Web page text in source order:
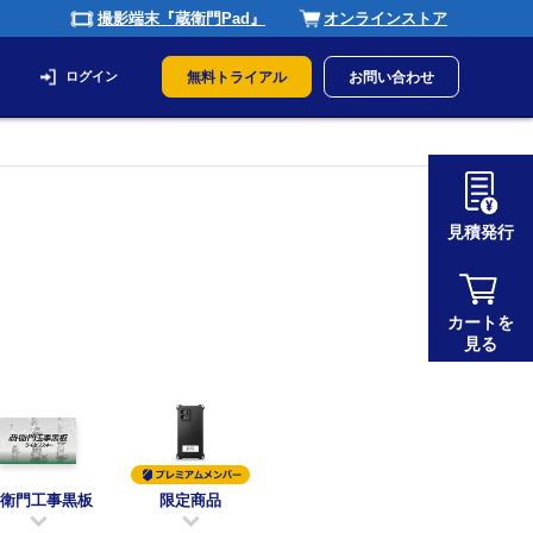
撮影端末『蔵衛門Pad』 オンラインストア
ログイン 無料トライアル お問い合わせ
門工事黒板 限定商品
見積発行
カートを
見る